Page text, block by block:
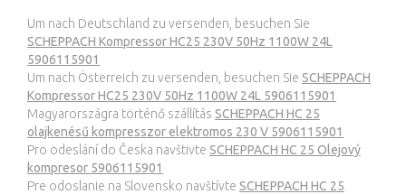
Um nach Deutschland zu versenden, besuchen Sie
SCHEPPACH Kompressor HC25 230V 50Hz 1100W 24L
5906115901
Um nach Österreich zu versenden, besuchen Sie SCHEPPACH
Kompressor HC25 230V 50Hz 1100W 24L 5906115901
Magyarországra történő szállítás SCHEPPACH HC 25
olajkenésű kompresszor elektromos 230 V 5906115901
Pro odeslání do Česka navštivte SCHEPPACH HC 25 Olejový
kompresor 5906115901
Pre odoslanie na Slovensko navštívte SCHEPPACH HC 25